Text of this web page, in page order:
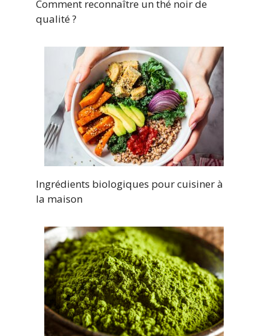
Comment reconnaître un thé noir de
qualité ?
Ingrédients biologiques pour cuisiner à
la maison